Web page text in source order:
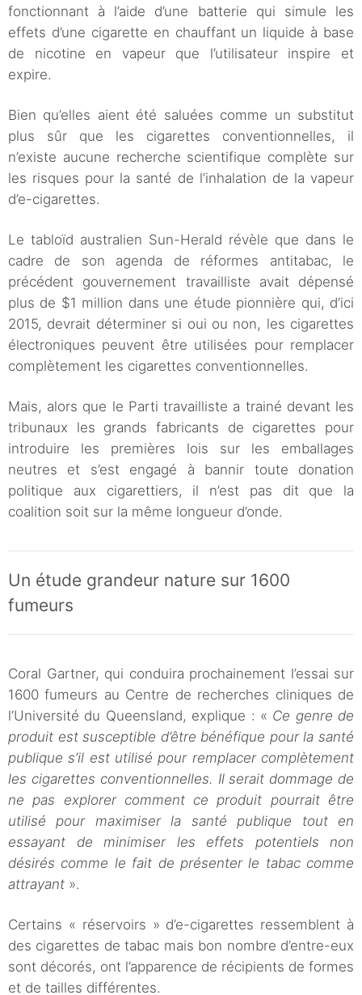
fonctionnant à l’aide d’une batterie qui simule les
effets d’une cigarette en chauffant un liquide à base
de nicotine en vapeur que l’utilisateur inspire et
expire.
Bien qu’elles aient été saluées comme un substitut
plus sûr que les cigarettes conventionnelles, il
n’existe aucune recherche scientifique complète sur
les risques pour la santé de l’inhalation de la vapeur
d’e-cigarettes.
Le tabloïd australien Sun-Herald révèle que dans le
cadre de son agenda de réformes antitabac, le
précédent gouvernement travailliste avait dépensé
plus de $1 million dans une étude pionnière qui, d’ici
2015, devrait déterminer si oui ou non, les cigarettes
électroniques peuvent être utilisées pour remplacer
complètement les cigarettes conventionnelles.
Mais, alors que le Parti travailliste a trainé devant les
tribunaux les grands fabricants de cigarettes pour
introduire les premières lois sur les emballages
neutres et s’est engagé à bannir toute donation
politique aux cigarettiers, il n’est pas dit que la
coalition soit sur la même longueur d’onde.
Un étude grandeur nature sur 1600
fumeurs
Coral Gartner, qui conduira prochainement l’essai sur
1600 fumeurs au Centre de recherches cliniques de
l’Université du Queensland, explique : « Ce genre de
produit est susceptible d’être bénéfique pour la santé
publique s’il est utilisé pour remplacer complètement
les cigarettes conventionnelles. Il serait dommage de
ne pas explorer comment ce produit pourrait être
utilisé pour maximiser la santé publique tout en
essayant de minimiser les effets potentiels non
désirés comme le fait de présenter le tabac comme
attrayant ».
Certains « réservoirs » d’e-cigarettes ressemblent à
des cigarettes de tabac mais bon nombre d’entre-eux
sont décorés, ont l’apparence de récipients de formes
et de tailles différentes.